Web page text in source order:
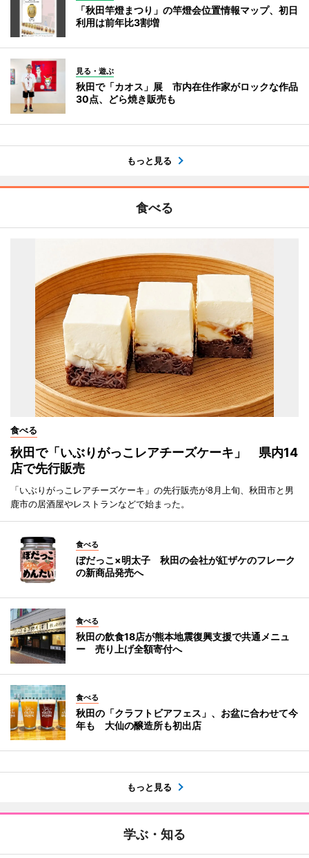
「秋田竿燈まつり」の竿燈会位置情報マップ、初日
利用は前年比3割増
見る・遊ぶ
秋田で「カオス」展 市内在住作家がロックな作品
30点、どら焼き販売も
もっと見る
食べる
食べる
秋田で「いぶりがっこレアチーズケーキ」 県内14
店で先行販売
「いぶりがっこレアチーズケーキ」の先行販売が8月上旬、秋田市と男
鹿市の居酒屋やレストランなどで始まった。
食べる
ぼだっこ×明太子 秋田の会社が紅ザケのフレーク
の新商品発売へ
食べる
秋田の飲食18店が熊本地震復興支援で共通メニュ
ー 売り上げ全額寄付へ
食べる
秋田の「クラフトビアフェス」、お盆に合わせて今
年も 大仙の醸造所も初出店
もっと見る
学ぶ・知る